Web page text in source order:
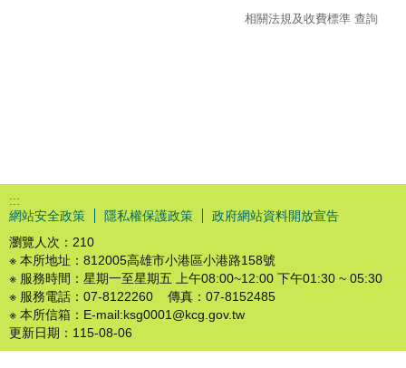
相關法規及收費標準 查詢
:::
網站安全政策
隱私權保護政策
政府網站資料開放宣告
瀏覽人次： 210
※ 本所地址：812005高雄市小港區小港路158號
※ 服務時間：星期一至星期五 上午08:00~12:00 下午01:30 ~ 05:30
※ 服務電話：07-8122260 傳真：07-8152485
※ 本所信箱：E-mail:ksg0001@kcg.gov.tw
更新日期： 115-08-06